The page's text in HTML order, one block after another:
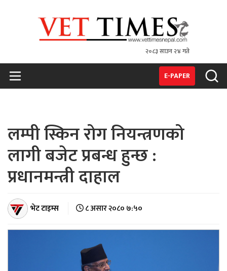
२०८३ साउन २४ गते
E-PAPER
लम्पी स्किन रोग नियन्त्रणको
लागी बजेट प्रबन्ध हुन्छ :
प्रधानमन्त्री दाहाल
भेट टाइम्स ८ असार २०८० ७:५०